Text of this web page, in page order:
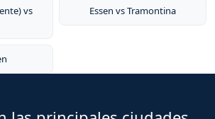
vs
Essen vs Tramontina